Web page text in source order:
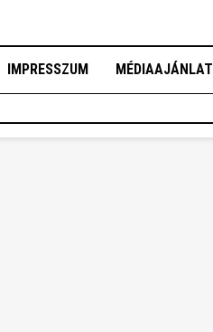
IMPRESSZUM MÉDIAAJÁNLAT